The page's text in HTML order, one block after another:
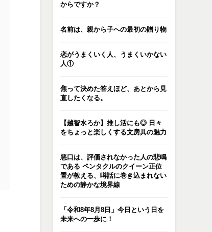
からですか？
名前は、親から子への最初の贈り物
恋がうまくいく人、うまくいかない
人①
焦って決めた答えほど、あとから見
直したくなる。
【越智水ろか】推し活にも◎ 日々
をちょっと楽しくする文房具の魅力
悪口は、評価されなかった人の悲鳴
である ペンタクルのクイーン正位
置が教える、噂話に巻き込まれない
ための静かな境界線
「令和8年8月8日」今日という日を
未来への一歩に！